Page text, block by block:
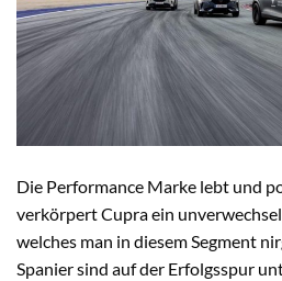
Die Performance Marke lebt und
verkörpert Cupra ein
welches man in diesem Segment
Spanier sind auf der Erfolgsspur